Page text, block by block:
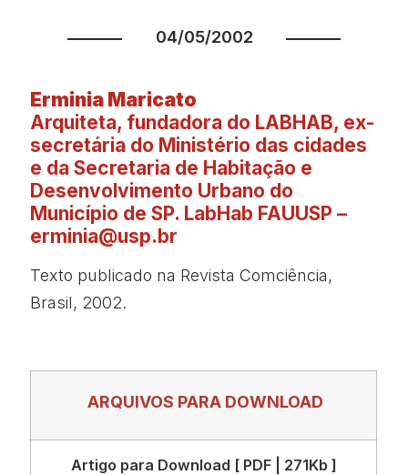
04/05/2002
Erminia Maricato
Arquiteta, fundadora do LABHAB, ex-
secretária do Ministério das cidades
e da Secretaria de Habitação e
Desenvolvimento Urbano do
Município de SP. LabHab FAUUSP –
erminia@usp.br
Texto publicado na Revista Comciência,
Brasil, 2002.
ARQUIVOS PARA DOWNLOAD
Artigo para Download [ PDF | 271Kb ]